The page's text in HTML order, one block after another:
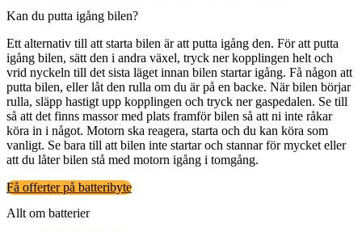
Kan du putta igång bilen?
Ett alternativ till att starta bilen är att putta igång den. För att putta
igång bilen, sätt den i andra växel, tryck ner kopplingen helt och
vrid nyckeln till det sista läget innan bilen startar igång. Få någon att
putta bilen, eller låt den rulla om du är på en backe. När bilen börjar
rulla, släpp hastigt upp kopplingen och tryck ner gaspedalen. Se till
så att det finns massor med plats framför bilen så att ni inte råkar
köra in i något. Motorn ska reagera, starta och du kan köra som
vanligt. Se bara till att bilen inte startar och stannar för mycket eller
att du låter bilen stå med motorn igång i tomgång.
Få offerter på batteribyte
Allt om batterier